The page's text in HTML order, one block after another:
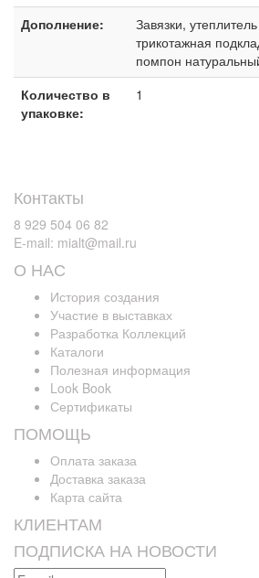
Дополнение:
Завязки,
трикотажная
помпон
Количество в
упаковке:
1
Контакты
8 929 504 06 82
E-mail: mialt@mail.ru
О НАС
История создания
Участие в выставках
Разработка Коллекций
Каталоги
Полезная информация
Look Book
Сертификаты
ПОМОЩЬ
Оплата заказа
Доставка заказа
Карта сайта
КЛИЕНТАМ
ПОДПИСКА НА НОВОСТИ